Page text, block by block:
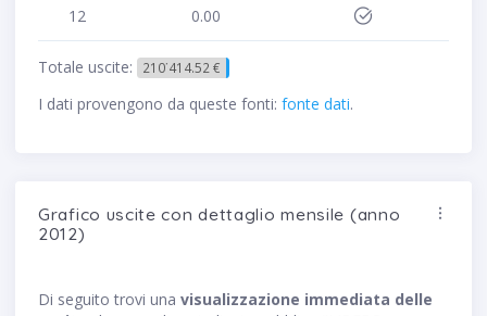
12 0.00
Totale uscite: 210˙414.52 €
I dati provengono da queste fonti: fonte dati.
Grafico uscite con dettaglio mensile (anno
2012)
Di seguito trovi una visualizzazione immediata delle